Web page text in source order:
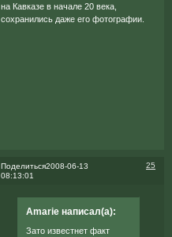
на Кавказе в начале 20 века,
сохранились даже его фотографии.
Поделиться 25
2008-06-13
08:13:01
Amarie написал(а):
Зато известнет факт